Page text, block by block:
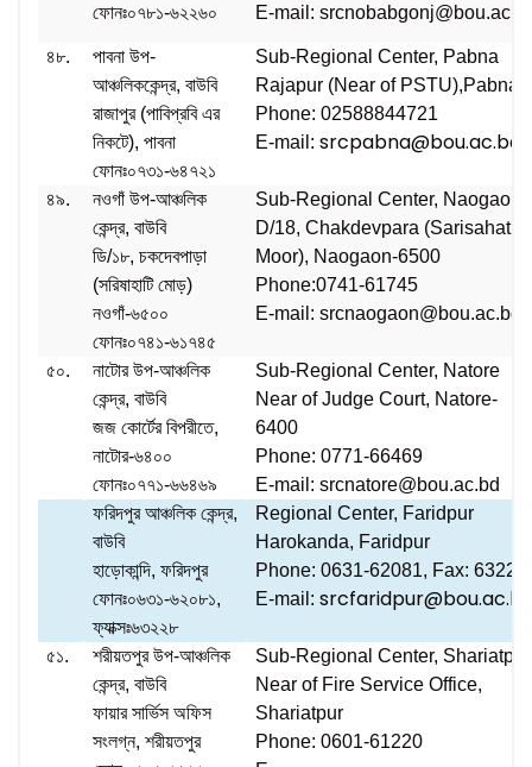
ফোনঃ০৭৮১-৬২২৬০
E-mail:
৪৮.
পাবনা উপ-
আঞ্চলিককেন্দ্র, বাউবি
রাজাপুর (পাবিপ্রবি এর
নিকটে), পাবনা
ফোনঃ০৭৩১-৬৪৭২১
Sub-Regional Center, Pabna
Rajapur (Near of PSTU),Pabna
Phone: 02588844721
E-mail:srcpabna@bou.ac.bd
৪৯.
নওগাঁ উপ-আঞ্চলিক
কেন্দ্র, বাউবি
ডি/১৮, চকদেবপাড়া
(সরিষাহাটি মোড়)
নওগাঁ-৬৫০০
ফোনঃ০৭৪১-৬১৭৪৫
Sub-Regional Center, Naogaon
D/18, Chakdevpara (Sarisahati
Moor), Naogaon-6500
Phone:0741-61745
E-mail: srcnaogaon@bou.ac.bd
৫০.
নাটোর উপ-আঞ্চলিক
কেন্দ্র, বাউবি
জজ কোর্টের বিপরীতে,
নাটোর-৬৪০০
ফোনঃ০৭৭১-৬৬৪৬৯
Sub-Regional Center, Natore
Near of Judge Court, Natore-
6400
Phone: 0771-66469
E-mail: srcnatore@bou.ac.bd
ফরিদপুর আঞ্চলিক কেন্দ্র,
বাউবি
হাড়োকান্দি, ফরিদপুর
ফোনঃ০৬৩১-৬২০৮১,
ফ্যাক্সঃ৬৩২২৮
Regional Center, Faridpur
Harokanda, Faridpur
Phone: 0631-62081, Fax: 63228
E-mail:
৫১.
শরীয়তপুর উপ-আঞ্চলিক
কেন্দ্র, বাউবি
ফায়ার সার্ভিস অফিস
সংলগ্ন, শরীয়তপুর
Sub-Regional Center, Shariatpur
Near of Fire Service Office,
Shariatpur
Phone: 0601-61220